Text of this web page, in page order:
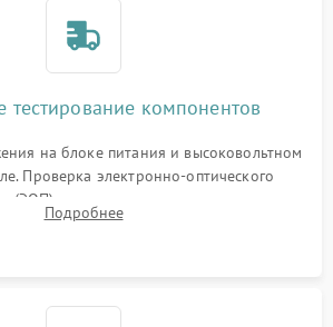
тестирование компонентов
на блоке питания и высоковольтном
Проверка электронно-оптического
(ЭОП) на стенде на предмет эмиссии,
Диагностика микросхем цифровых
Подробнее